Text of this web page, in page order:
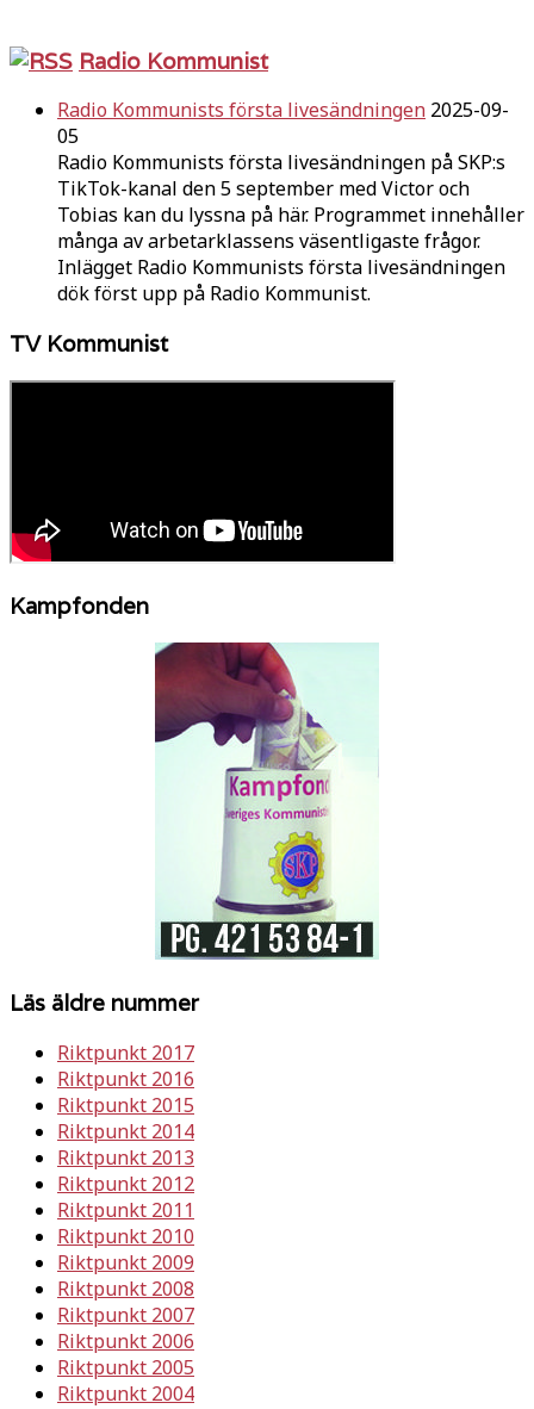
Radio Kommunist
Radio Kommunists första livesändningen 2025-09-
05
Radio Kommunists första livesändningen på SKP:s
TikTok-kanal den 5 september med Victor och
Tobias kan du lyssna på här. Programmet innehåller
många av arbetarklassens väsentligaste frågor.
Inlägget Radio Kommunists första livesändningen
dök först upp på Radio Kommunist.
TV Kommunist
Kampfonden
Läs äldre nummer
Riktpunkt 2017
Riktpunkt 2016
Riktpunkt 2015
Riktpunkt 2014
Riktpunkt 2013
Riktpunkt 2012
Riktpunkt 2011
Riktpunkt 2010
Riktpunkt 2009
Riktpunkt 2008
Riktpunkt 2007
Riktpunkt 2006
Riktpunkt 2005
Riktpunkt 2004